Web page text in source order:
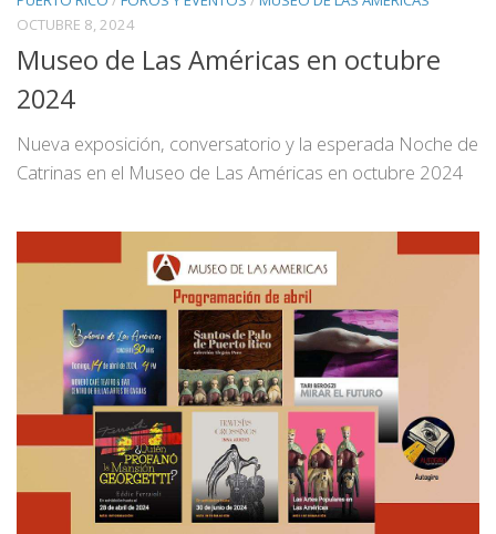
OCTUBRE 8, 2024
Museo de Las Américas en octubre
2024
Nueva exposición, conversatorio y la esperada Noche de
Catrinas en el Museo de Las Américas en octubre 2024